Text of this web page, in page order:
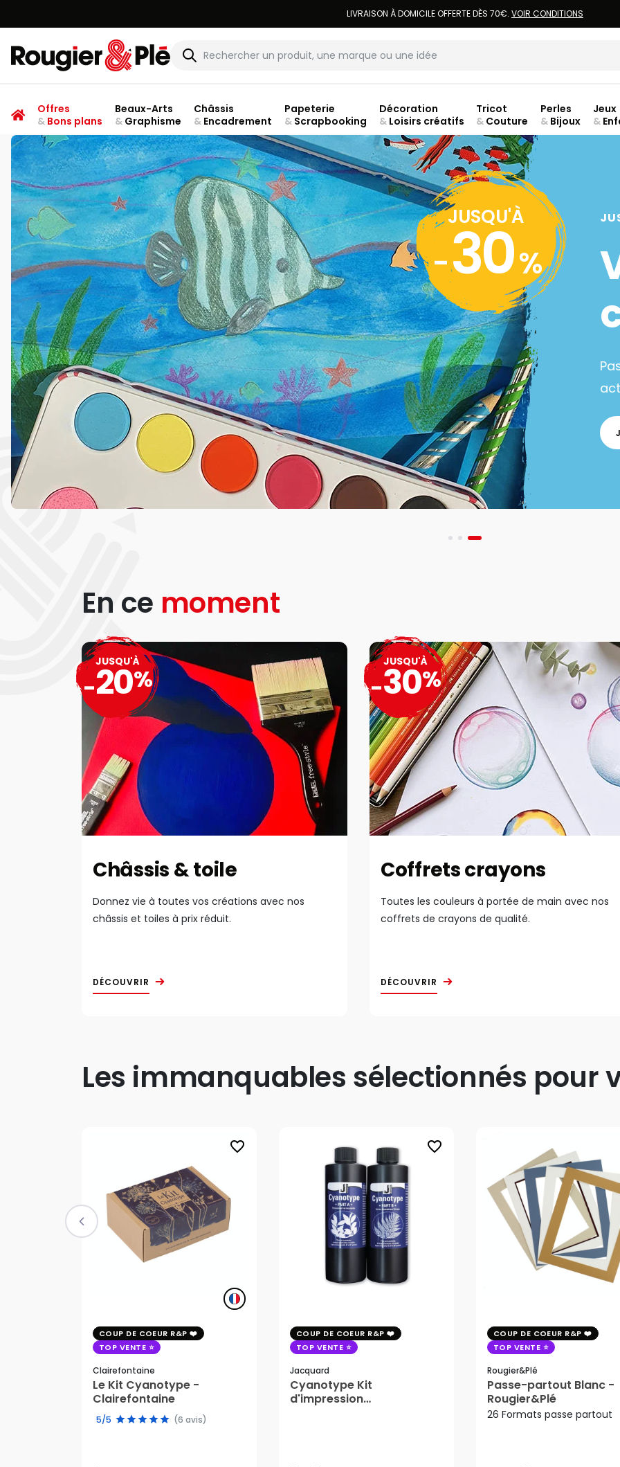
LIVRAISON À DOMICILE OFFERTE DÈS 70€. VOIR CONDITIONS
Rougier & Plé
Offres
&Bons plans
Beaux-Arts
&Graphisme
Châssis
&Encadrement
Papeterie
&Scrapbooking
Décoration
&Loisirs créatifs
Tricot
& Couture
Perles
& Bijoux
Jeux
&
JUSQU'À
-30%
En ce moment
Châssis & toile
Donnez vie à toutes vos créations avec nos
châssis et toiles à prix réduit.
DÉCOUVRIR
JUSQU'À
-20%
Coffrets crayons
Toutes les couleurs à portée de main avec nos
coffrets de crayons de qualité.
DÉCOUVRIR
JUSQU'À
-30%
Les immanquables sélectionnés pour
favorite_border
COUP DE COEUR R&P
TOP VENTE
Clairefontaine
Le Kit Cyanotype -
Clairefontaine
5/5 (6 avis)
favorite_border
COUP DE COEUR R&P
TOP VENTE
Jacquard
Cyanotype Kit
d'impression
COUP DE COEUR R&P
TOP VENTE
Rougier&plé
Passe-partout Blanc -
Rougier&Plé
26 Formats passe partout
2,85 €